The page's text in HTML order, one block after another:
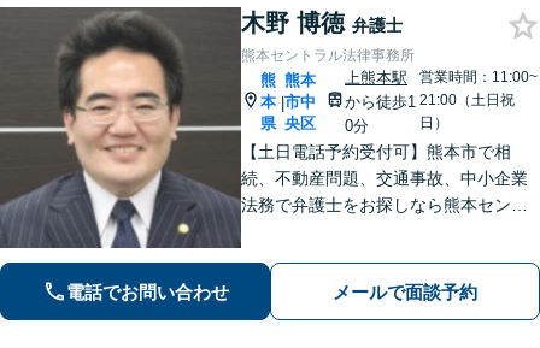
木野 博徳 弁護士
熊本セントラル法律事務所
熊
本
県
|
熊本
市中
央区
上熊本駅
から徒歩1
0分
営業時間：11:00~
21:00（土日祝
日）
【土日電話予約受付可】熊本市で相
続、不動産問題、交通事故、中小企業
法務で弁護士をお探しなら熊本セント
受付可】【休日・夜間相談可】
電話でお問い合わせ メールで面談予約